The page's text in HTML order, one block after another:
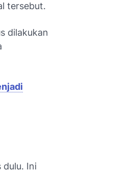
tersebut.
dilakukan
dulu. Ini